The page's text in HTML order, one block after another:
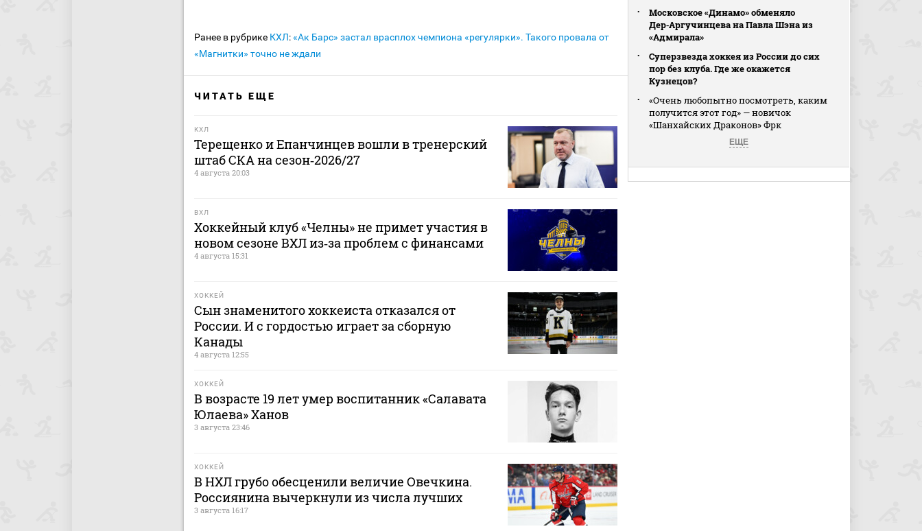
Ранее в рубрике КХЛ:«Ак Барс» застал врасплох чемпиона «регулярки». Такого провала от
«Магнитки» точно не ждали
ЧИТАТЬ ЕЩЕ
КХЛ
Терещенко и Епанчинцев вошли в тренерский
штаб СКА на сезон‑2026/27
4 августа 20:03
ВХЛ
Хоккейный клуб «Челны» не примет участия в
новом сезоне ВХЛ из‑за проблем с финансами
4 августа 15:31
ХОККЕЙ
Сын знаменитого хоккеиста отказался от
России. И с гордостью играет за сборную
Канады
4 августа 12:55
ХОККЕЙ
В возрасте 19 лет умер воспитанник «Салавата
Юлаева» Ханов
3 августа 23:46
ХОККЕЙ
В НХЛ грубо обесценили величие Овечкина.
Россиянина вычеркнули из числа лучших
3 августа 16:17
Московское «Динамо» обменяло
Дер‑Аргучинцева на Павла Шэна из
«Адмирала»
Суперзвезда хоккея из России до сих
пор без клуба. Где же окажется
Кузнецов?
«Очень любопытно посмотреть, каким
получится этот год» — новичок
«Шанхайских Драконов» Фрк
ЕЩЕ